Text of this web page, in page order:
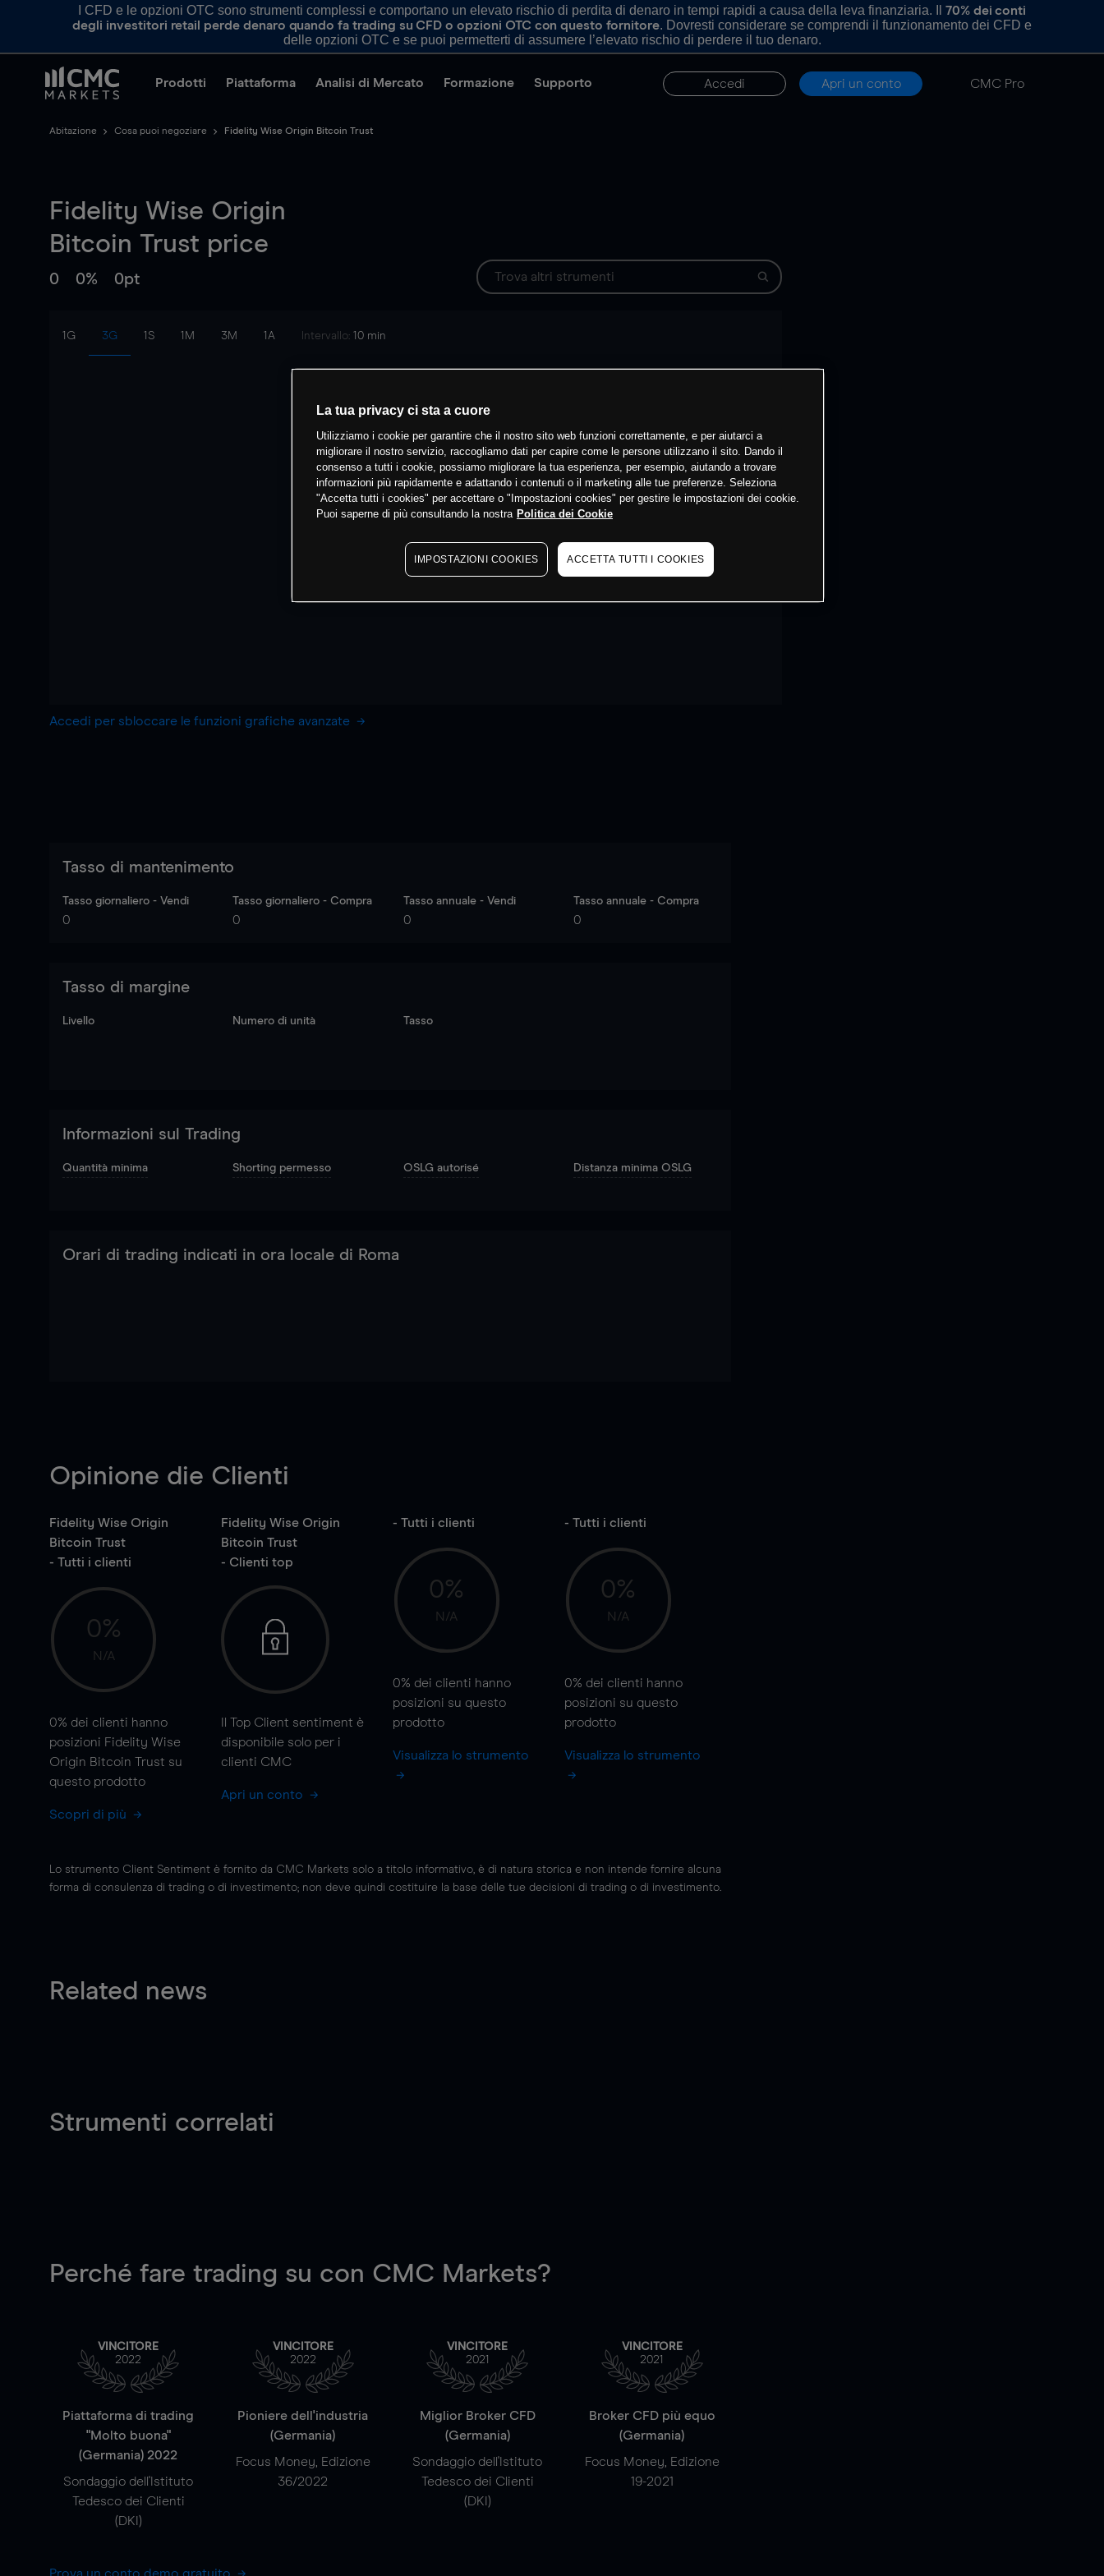
I CFD e le opzioni OTC sono strumenti complessi e comportano un elevato rischio di perdita di denaro in tempi rapidi a causa della leva finanziaria. Il 70% dei conti
degli investitori retail perde denaro quando fa trading su CFD o opzioni OTC con questo fornitore. Dovresti considerare se comprendi il funzionamento dei CFD e
delle opzioni OTC e se puoi permetterti di assumere l’elevato rischio di perdere il tuo denaro.
Prodotti Piattaforma Analisi di Mercato Formazione Supporto Accedi Apri un conto CMC Pro
Abitazione Cosa puoi negoziare Fidelity Wise Origin Bitcoin Trust
Fidelity Wise Origin
Bitcoin Trust price
0 0% 0pt
1G 3G 1S 1M 3M 1A Intervallo: 10 min
Accedi per sbloccare le funzioni grafiche avanzate
Tasso di mantenimento
Tasso giornaliero - Vendi
0
Tasso giornaliero - Compra
0
Tasso annuale - Vendi
0
Tasso annuale - Compra
0
Tasso di margine
Livello Numero di unità Tasso
Informazioni sul Trading
Quantità minima Shorting permesso OSLG autorisé Distanza minima OSLG
Orari di trading indicati in ora locale di Roma
Opinione die Clienti
Fidelity Wise Origin
Bitcoin Trust
- Tutti i clienti
0%
N/A
0% dei clienti hanno
posizioni Fidelity Wise
Origin Bitcoin Trust su
questo prodotto
Scopri di più
Fidelity Wise Origin
Bitcoin Trust
- Clienti top
Il Top Client sentiment è
disponibile solo per i
clienti CMC
Apri un conto
- Tutti i clienti
0%
N/A
0% dei clienti hanno
posizioni su questo
prodotto
Visualizza lo strumento
- Tutti i clienti
0%
N/A
0% dei clienti hanno
posizioni su questo
prodotto
Visualizza lo strumento
Lo strumento Client Sentiment è fornito da CMC Markets solo a titolo informativo, è di natura storica e non intende fornire alcuna
forma di consulenza di trading o di investimento; non deve quindi costituire la base delle tue decisioni di trading o di investimento.
Related news
Strumenti correlati
Perché fare trading su con CMC Markets?
VINCITORE
2022
Piattaforma di trading
"Molto buona"
(Germania) 2022
Sondaggio dell'Istituto
Tedesco dei Clienti
(DKI)
VINCITORE
2022
Pioniere dell'industria
(Germania)
Focus Money, Edizione
36/2022
VINCITORE
2021
Miglior Broker CFD
(Germania)
Sondaggio dell'Istituto
Tedesco dei Clienti
(DKI)
VINCITORE
2021
Broker CFD più equo
(Germania)
Focus Money, Edizione
19-2021
La tua privacy ci sta a cuore
Utilizziamo i cookie per garantire che il nostro sito web funzioni correttamente, e per aiutarci a
migliorare il nostro servizio, raccogliamo dati per capire come le persone utilizzano il sito. Dando il
consenso a tutti i cookie, possiamo migliorare la tua esperienza, per esempio, aiutando a trovare
informazioni più rapidamente e adattando i contenuti o il marketing alle tue preferenze. Seleziona
"Accetta tutti i cookies" per accettare o "Impostazioni cookies" per gestire le impostazioni dei cookie.
Puoi saperne di più consultando la nostra Politica dei Cookie
IMPOSTAZIONI COOKIES ACCETTA TUTTI I COOKIES